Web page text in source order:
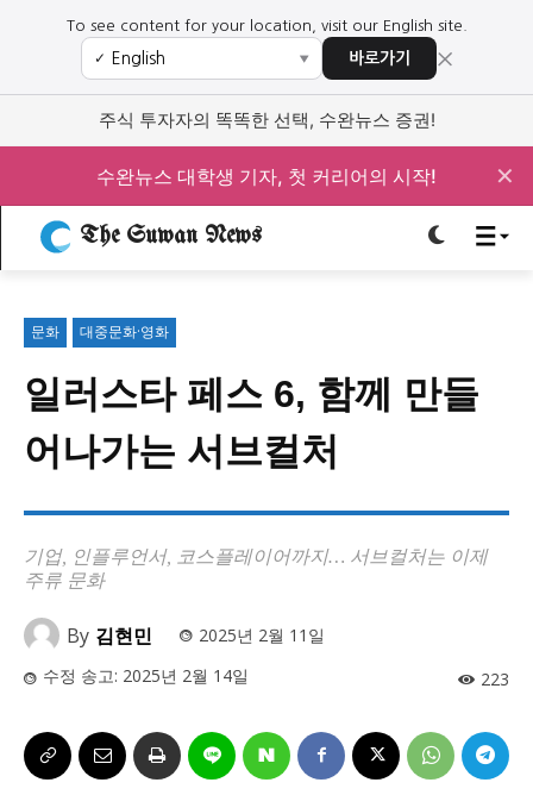
로그인하세요
특집 기사 바로가기 : · 청년
보도 사진
서울전역 인천지역 경기지역
강원지역
로그인하세요
특집 기사 바로가기 : · 청년
사설/칼럼
보도 사진
서울전역 인천지역 경기지역 강원지역
To see content for your location, visit our English site.
✓ ▼ 바로가기 ×
주식 투자자의 똑똑한 선택, 수완뉴스 증권!
수완뉴스 대학생 기자, 첫 커리어의 시작! ✕
The Suwan News
문화 대중문화·영화
일러스타 페스 6, 함께 만들
어나가는 서브컬처
기업, 인플루언서, 코스플레이어까지… 서브컬처는 이제
주류 문화
By 김현민
2025년 2월 11일
223
수정 송고: 2025년 2월 14일